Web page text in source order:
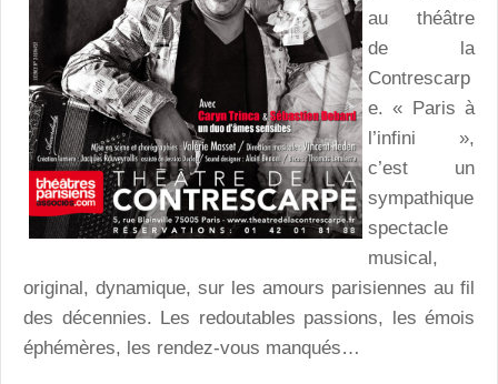
au théâtre
de la
Contrescarp
e. « Paris à
l’infini »,
c’est un
sympathique
spectacle
musical,
original, dynamique, sur les amours parisiennes au fil
des décennies. Les redoutables passions, les émois
éphémères, les rendez-vous manqués…